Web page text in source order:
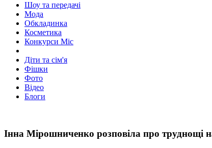
Шоу та передачі
Мода
Обкладинка
Косметика
Конкурси Міс
Діти та сім'я
Фішки
Фото
Відео
Блоги
Інна Мірошниченко розповіла про труднощі